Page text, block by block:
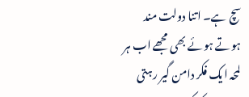
سچ ہے۔ اتنا دولت مند
ہوتے ہوئے بھی مجھے اب ہر
لمحہ ایک فکر دامن گیر رہتی